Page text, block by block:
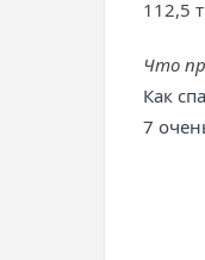
112,5
Что
Как
7